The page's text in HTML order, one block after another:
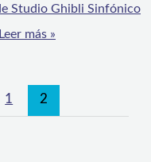
Studio Ghibli Sinfónico
Leer más »
1 2